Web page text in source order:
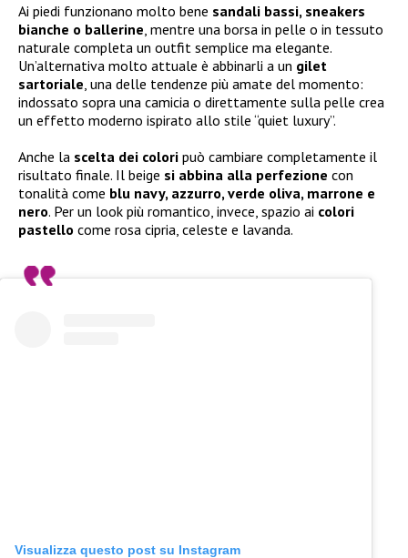
Ai piedi funzionano molto bene sandali bassi, sneakers
bianche o ballerine , mentre una borsa in pelle o in tessuto
naturale completa un outfit semplice ma elegante.
Un’alternativa molto attuale è abbinarli a un gilet
sartoriale , una delle tendenze più amate del momento:
indossato sopra una camicia o direttamente sulla pelle crea
un effetto moderno ispirato allo stile “quiet luxury”.
Anche la scelta dei colori può cambiare completamente il
risultato finale. Il beige si abbina alla perfezione con
tonalità come blu navy, azzurro, verde oliva, marrone e
nero. Per un look più romantico, invece, spazio ai colori
pastello come rosa cipria, celeste e lavanda.
Visualizza questo post su Instagram